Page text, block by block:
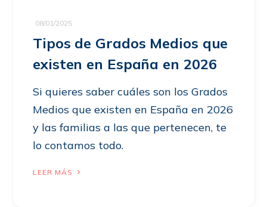
08/01/2025
Tipos de Grados Medios que
existen en España en 2026
Si quieres saber cuáles son los Grados
Medios que existen en España en 2026
y las familias a las que pertenecen, te
lo contamos todo.
LEER MÁS